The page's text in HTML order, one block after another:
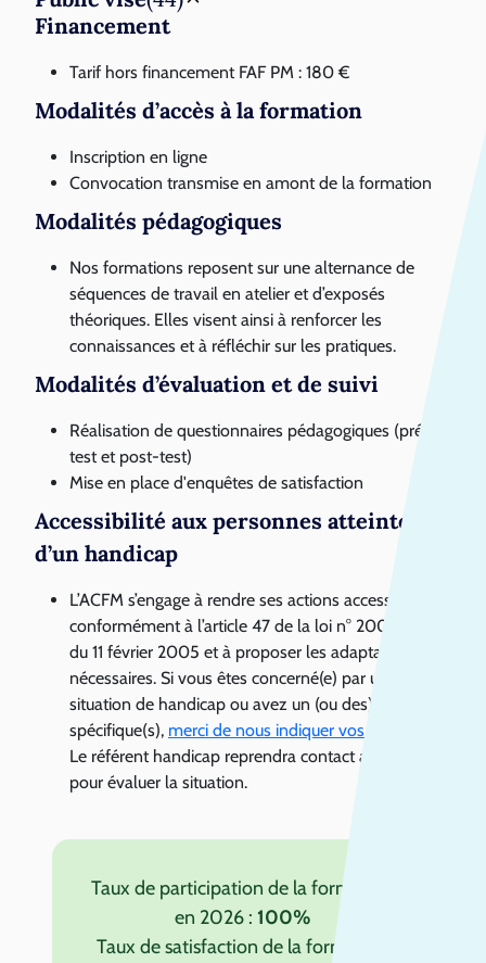
Financement
Tarif hors financement FAF PM : 180 €
Modalités d’accès à la formation
Inscription en ligne
Convocation transmise en amont de la formation
Modalités pédagogiques
Nos formations reposent sur une alternance de
séquences de travail en atelier et d’exposés
théoriques. Elles visent ainsi à renforcer les
connaissances et à réfléchir sur les pratiques.
Modalités d’évaluation et de suivi
Réalisation de questionnaires pédagogiques (pré-
test et post-test)
Mise en place d'enquêtes de satisfaction
Accessibilité aux personnes atteintes
d’un handicap
L’ACFM s’engage à rendre ses actions accessibles
conformément à l’article 47 de la loi n° 2005- 102
du 11 février 2005 et à proposer les adaptations
nécessaires. Si vous êtes concerné(e) par une
situation de handicap ou avez un (ou des) besoin(s)
spécifique(s), merci de nous indiquer vos difficultés
Le référent handicap reprendra contact avec vous
pour évaluer la situation.
Taux de participation de la formation
en 2026 : 100%
Taux de satisfaction de la formation